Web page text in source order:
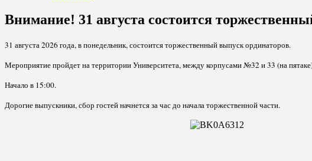
Внимание! 31 августа состоится
31 августа 2026 года, в понедельник, состоится торжественный выпуск ординаторов.
Мероприятие пройдет на территории Университета, между корпусами №32 и 33 (на
Начало в 15:00.
Дорогие выпускники, сбор гостей начнется за час до начала торжественной части.